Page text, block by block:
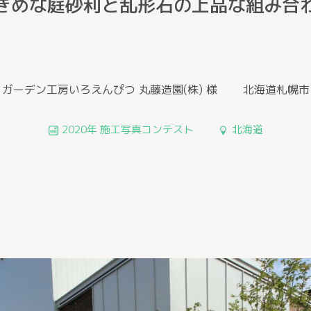
ガーデン工房いろえんぴつ 丸藤造園(株) 様 北海道札幌市
2020年 施工写真コンテスト 北海道